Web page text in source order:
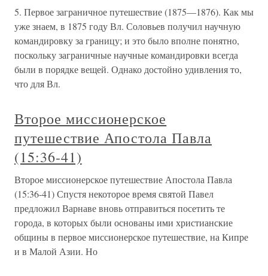
5. Первое заграничное путешествие (1875—1876). Как мы
уже знаем, в 1875 году Вл. Соловьев получил научную
командировку за границу; и это было вполне понятно,
поскольку заграничные научные командировки всегда
были в порядке вещей. Однако достойно удивления то,
что для Вл.
Второе миссионерское
путешествие Апостола Павла
(15:36-41)
Второе миссионерское путешествие Апостола Павла
(15:36-41) Спустя некоторое время святой Павел
предложил Варнаве вновь отправиться посетить те
города, в которых были основаны ими христианские
общины в первое миссионерское путешествие, на Кипре
и в Малой Азии. Но